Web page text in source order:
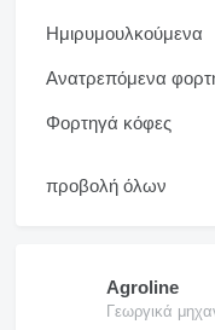
Ημιρυμουλκούμενα
Ανατρεπόμενα
Φορτηγά κόφες
προβολή όλων
Agroline
Γεωργικά